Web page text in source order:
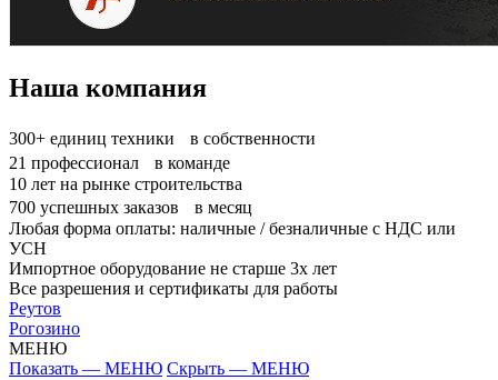
Наша компания
300+ единиц техники в собственности
21 профессионал в команде
10 лет на рынке строительства
700 успешных заказов в месяц
Любая форма оплаты: наличные / безналичные с НДС или
УСН
Импортное оборудование не старше 3х лет
Все разрешения и сертификаты для работы
Реутов
Рогозино
МЕНЮ
Показать — МЕНЮ Скрыть — МЕНЮ